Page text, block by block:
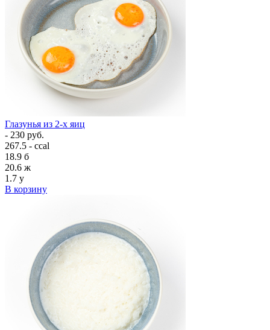
Глазунья из 2-х яиц
- 230 руб.
267.5 - ccal
18.9 б
20.6 ж
1.7 у
В корзину